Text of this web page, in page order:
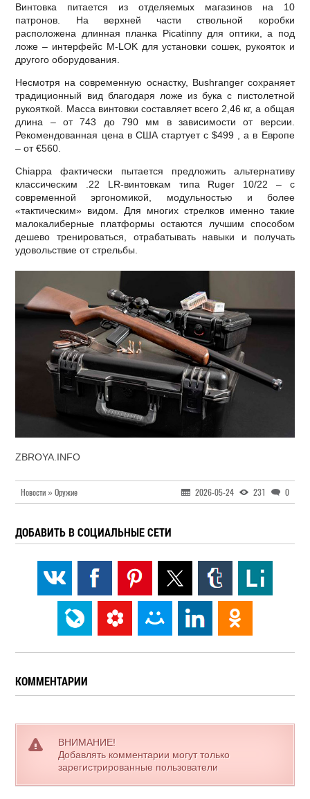
Винтовка питается из отделяемых магазинов на 10
патронов. На верхней части ствольной коробки
расположена длинная планка Picatinny для оптики, а под
ложе – интерфейс M-LOK для установки сошек, рукояток и
другого оборудования.
Несмотря на современную оснастку, Bushranger сохраняет
традиционный вид благодаря ложе из бука с пистолетной
рукояткой. Масса винтовки составляет всего 2,46 кг, а общая
длина – от 743 до 790 мм в зависимости от версии.
Рекомендованная цена в США стартует с $499 , а в Европе
– от €560.
Chiappa фактически пытается предложить альтернативу
классическим .22 LR-винтовкам типа Ruger 10/22 – с
современной эргономикой, модульностью и более
«тактическим» видом. Для многих стрелков именно такие
малокалиберные платформы остаются лучшим способом
дешево тренироваться, отрабатывать навыки и получать
удовольствие от стрельбы.
ZBROYA.INFO
Новости » Оружие 2026-05-24 231 0
ДОБАВИТЬ В СОЦИАЛЬНЫЕ СЕТИ
КОММЕНТАРИИ
ВНИМАНИЕ!
Добавлять комментарии могут только
зарегистрированные пользователи